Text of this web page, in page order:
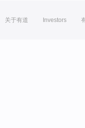
关于有道 Investors